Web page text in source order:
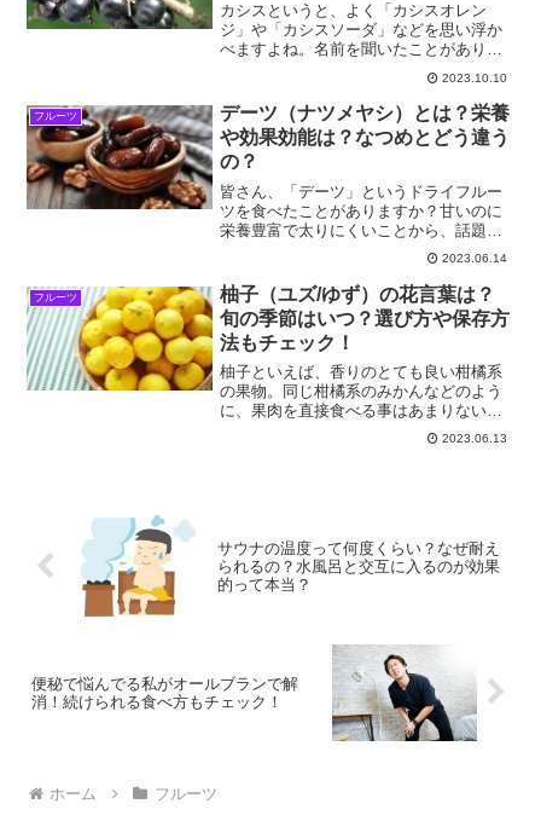
カシスというと、よく「カシスオレン
ジ」や「カシスソーダ」などを思い浮か
べますよね。名前を聞いたことがありま
すが、実物を見たことがないという人が
多いのではないでしょうか？ カシスって
どんな果物？ 栄養や効能は？ 目の下のク
マに効果的って本当？...
2023.10.10
フルーツ
デーツ（ナツメヤシ）とは？栄養
や効果効能は？なつめとどう違う
の？
皆さん、「デーツ」というドライフルー
ツを食べたことがありますか？甘いのに
栄養豊富で太りにくいことから、話題に
なって、今注目されているドライフルー
ツです。さらに女性に嬉しい美容成分が
たっぷりと含まれているので、美意識の
高い女性たちに支持されて...
2023.06.14
フルーツ
柚子（ユズ/ゆず）の花言葉は？
旬の季節はいつ？選び方や保存方
法もチェック！
柚子といえば、香りのとても良い柑橘系
の果物。同じ柑橘系のみかんなどのよう
に、果肉を直接食べる事はあまりないよ
うですが、薬味などでは大活躍の、そん
な名脇役である柚子に迫ってみました。
2023.06.13
サウナの温度って何度くらい？なぜ耐え
られるの？水風呂と交互に入るのが効果
的って本当？
便秘で悩んでる私がオールブランで解
消！続けられる食べ方もチェック！
ホーム フルーツ